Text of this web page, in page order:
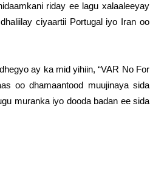
riday ee lagu xalaaleeyay
ciyaartii Portugal iyo Iran oo
ay ka mid yihiin, “VAR No For
oo dhamaantood muujinaya sida
muranka iyo dooda badan ee sida